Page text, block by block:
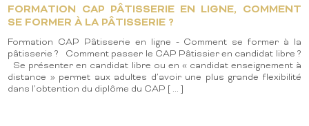
FORMATION CAP PÂTISSERIE EN LIGNE, COMMENT
SE FORMER À LA PÂTISSERIE ?
Formation CAP Pâtisserie en ligne - Comment se former à la
pâtisserie ? Comment passer le CAP Pâtissier en candidat libre ?
Se présenter en candidat libre ou en « candidat enseignement à
distance » permet aux adultes d’avoir une plus grande flexibilité
dans l’obtention du diplôme du CAP [ ... ]